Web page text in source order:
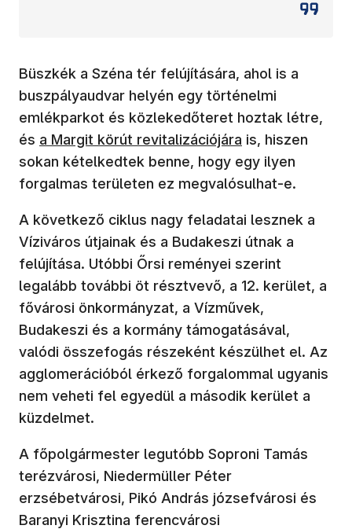
Büszkék a Széna tér felújítására, ahol is a
buszpályaudvar helyén egy történelmi
emlékparkot és közlekedőteret hoztak létre,
és (új ablakban nyílik meg)
a Margit körút revitalizációjára is, hiszen
sokan kételkedtek benne, hogy egy ilyen
forgalmas területen ez megvalósulhat-e.
A következő ciklus nagy feladatai lesznek a
Víziváros útjainak és a Budakeszi útnak a
felújítása. Utóbbi Őrsi reményei szerint
legalább további öt résztvevő, a 12. kerület, a
fővárosi önkormányzat, a Vízművek,
Budakeszi és a kormány támogatásával,
valódi összefogás részeként készülhet el. Az
agglomerációból érkező forgalommal ugyanis
nem veheti fel egyedül a második kerület a
küzdelmet.
A főpolgármester legutóbb Soproni Tamás
terézvárosi, Niedermüller Péter
erzsébetvárosi, Pikó András józsefvárosi és
Baranyi Krisztina ferencvárosi